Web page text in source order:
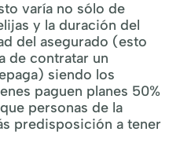
varía no sólo de
y la duración del
del asegurado (esto
de contratar un
siendo los
paguen planes 50%
personas de la
predisposición a tener